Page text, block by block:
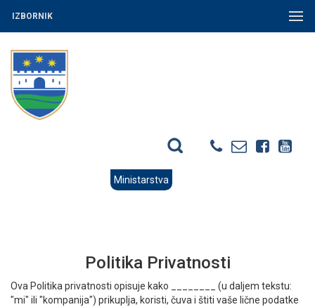
IZBORNIK
Ministarstva
Politika Privatnosti
Ova Politika privatnosti opisuje kako ________ (u daljem tekstu:
"mi" ili "kompanija") prikuplja, koristi, čuva i štiti vaše lične podatke